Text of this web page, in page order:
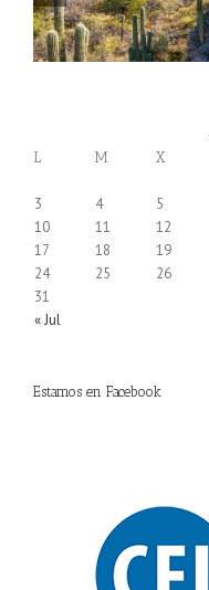
L M X
« Jul
3
4 5
10
11 12
17
18 19
24
25 26
31
Estamos en Facebook